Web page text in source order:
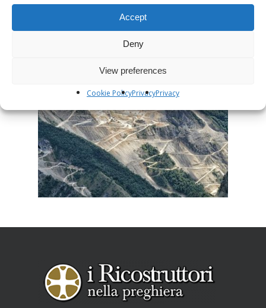
Accept
Deny
View preferences
Cookie PolicyPrivacyPrivacy